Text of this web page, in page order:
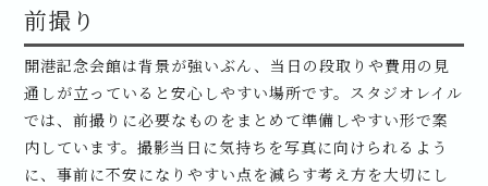
前撮り
開港記念会館は背景が強いぶん、当日の段取りや費用の見
通しが立っていると安心しやすい場所です。スタジオレイル
では、前撮りに必要なものをまとめて準備しやすい形で案
内しています。撮影当日に気持ちを写真に向けられるよう
に、事前に不安になりやすい点を減らす考え方を大切にし